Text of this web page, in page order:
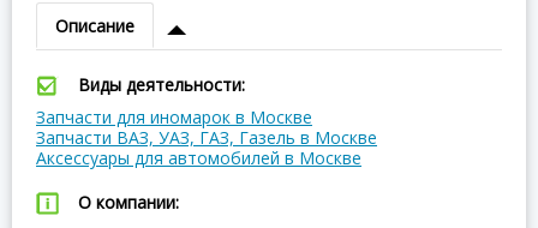
Описание
Виды деятельности:
Запчасти для иномарок в Москве
Запчасти ВАЗ, УАЗ, ГАЗ, Газель в Москве
Аксессуары для автомобилей в Москве
О компании: